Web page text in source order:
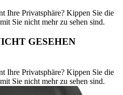
Ihre Privatsphäre? Kippen Sie die
Sie nicht mehr zu sehen sind.
GESEHEN
Ihre Privatsphäre? Kippen Sie die
Sie nicht mehr zu sehen sind.